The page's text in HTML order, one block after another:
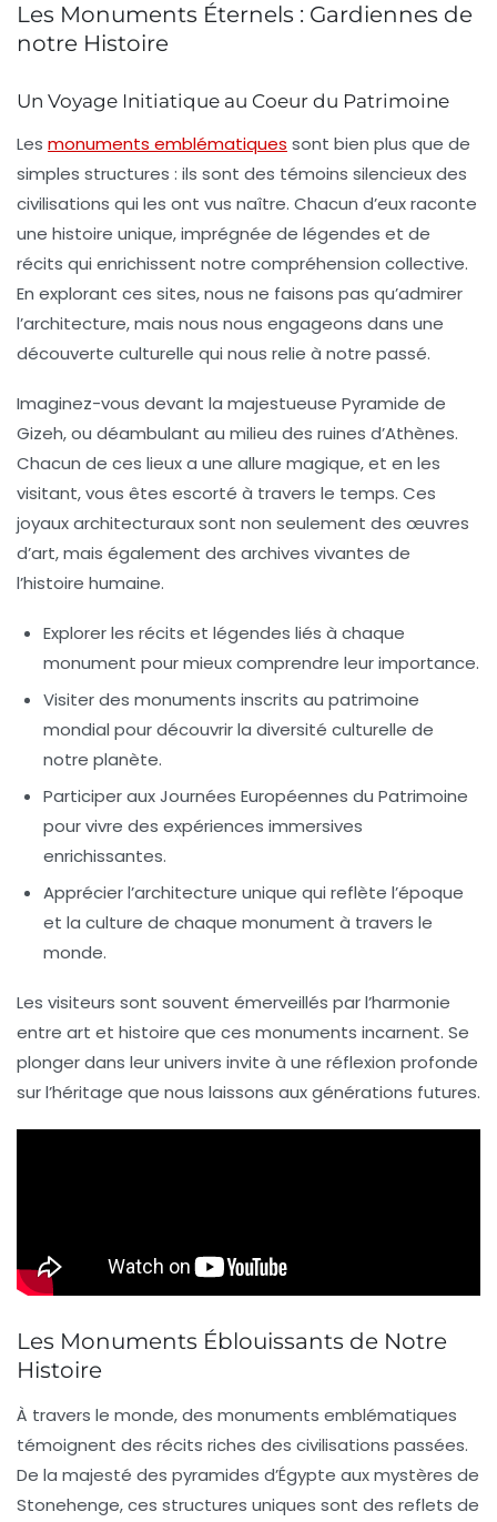
Les Monuments Éternels : Gardiennes de
notre Histoire
Un Voyage Initiatique au Coeur du Patrimoine
Les monuments emblématiques sont bien plus que de
simples structures : ils sont des témoins silencieux des
civilisations qui les ont vus naître. Chacun d’eux raconte
une histoire unique, imprégnée de légendes et de
récits qui enrichissent notre compréhension collective.
En explorant ces sites, nous ne faisons pas qu’admirer
l’architecture, mais nous nous engageons dans une
découverte culturelle qui nous relie à notre passé.
Imaginez-vous devant la majestueuse Pyramide de
Gizeh, ou déambulant au milieu des ruines d’Athènes.
Chacun de ces lieux a une allure magique, et en les
visitant, vous êtes escorté à travers le temps. Ces
joyaux architecturauxsont non seulement des œuvres
d’art, mais également des archives vivantes de
l’histoire humaine.
Explorer les récits et légendes liés à chaque
monument pour mieux comprendre leur importance.
Visiter des monuments inscrits au patrimoine
mondial pour découvrir la diversité culturelle de
notre planète.
Participer aux Journées Européennes du Patrimoine
pour vivre des expériences immersives
enrichissantes.
Apprécier l’architecture unique qui reflète l’époque
et la culture de chaque monument à travers le
monde.
Les visiteurs sont souvent émerveillés par l’harmonie
entre art et histoire que ces monuments incarnent. Se
plonger dans leur univers invite à une réflexion profonde
sur l’héritage que nous laissons aux générations futures.
Les Monuments Éblouissants de Notre
Histoire
À travers le monde, des monuments emblématiques
témoignent des récits riches des civilisations passées.
De la majesté des pyramides d’Égypte aux mystères de
Stonehenge, ces structures uniques sont des reflets de